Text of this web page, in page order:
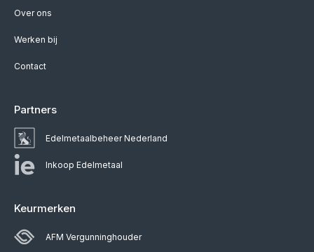
Over ons
Werken bij
Contact
Partners
Edelmetaalbeheer Nederland
Inkoop Edelmetaal
Keurmerken
AFM Vergunninghouder